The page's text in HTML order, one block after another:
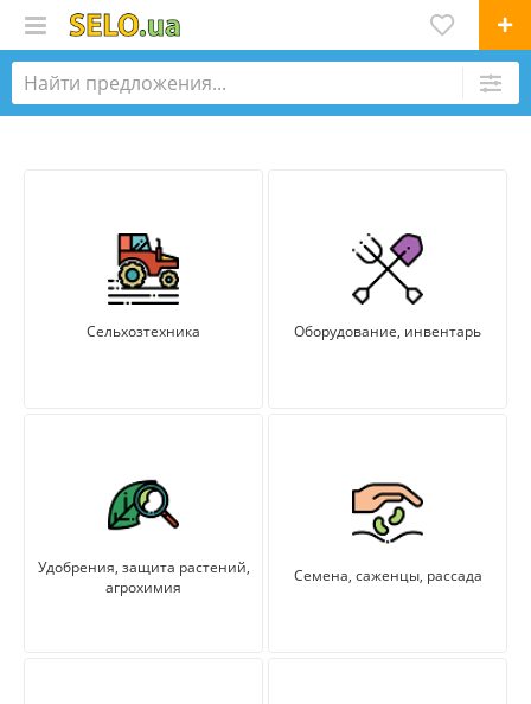
Сельхозтехника Оборудование, инвентарь
Удобрения, защита растений,
агрохимия
Семена, саженцы, рассада